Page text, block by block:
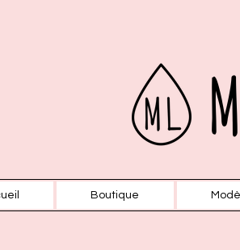
Boutique